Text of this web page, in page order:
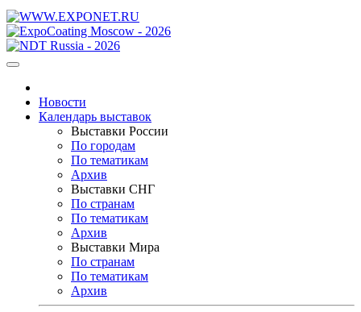
Новости
Календарь выставок
Выставки России
По городам
По тематикам
Архив
Выставки СНГ
По странам
По тематикам
Архив
Выставки Мира
По странам
По тематикам
Архив